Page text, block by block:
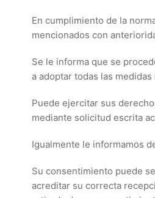
En cumplimiento de la
mencionados con
Se le informa que se
a adoptar todas las
Puede ejercitar sus
mediante solicitud escrita
Igualmente le informamos
Su consentimiento puede
acreditar su correcta